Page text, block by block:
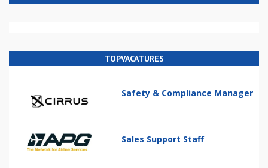
TOPVACATURES
Safety & Compliance Manager
Sales Support Staff